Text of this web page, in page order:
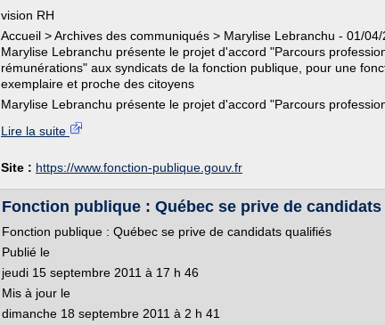
vision RH
Accueil > Archives des communiqués > Marylise Lebranchu - 01/
Marylise Lebranchu présente le projet d'accord "Parcours
rémunérations" aux syndicats de la fonction publique, pour une
exemplaire et proche des citoyens
Marylise Lebranchu présente le projet d'accord "Parcours
Lire la suite
Site : https://www.fonction-publique.gouv.fr
Fonction publique : Québec se prive de
Fonction publique : Québec se prive de candidats qualifiés
Publié le
jeudi 15 septembre 2011 à 17 h 46
Mis à jour le
dimanche 18 septembre 2011 à 2 h 41